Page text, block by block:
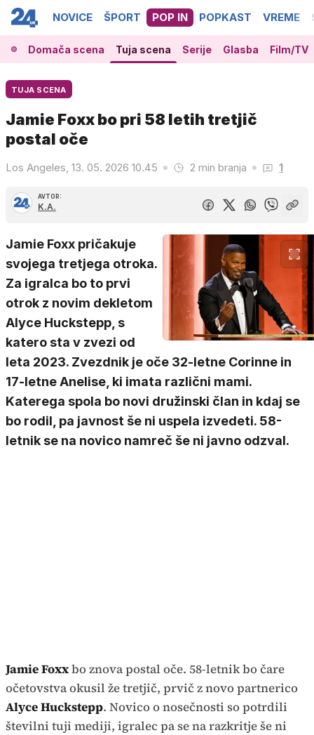
NOVICE ŠPORT POP IN POPKAST VREME
Domača scena Tuja scena Serije Glasba Film/TV
TUJA SCENA
Jamie Foxx bo pri 58 letih tretjič
postal oče
Los Angeles, 13. 05. 2026 10.45 2 min branja 1
AVTOR:
K.A.
Jamie Foxx pričakuje
svojega tretjega otroka.
Za igralca bo to prvi
otrok z novim dekletom
Alyce Huckstepp, s
katero sta v zvezi od
leta 2023. Zvezdnik je oče 32-letne Corinne in
17-letne Anelise, ki imata različni mami.
Katerega spola bo novi družinski član in kdaj se
bo rodil, pa javnost še ni uspela izvedeti. 58-
letnik se na novico namreč še ni javno odzval.
Jamie Foxxbo znova postal oče. 58-letnik bo čare
očetovstva okusil že tretjič, prvič z novo partnerico
Alyce Huckstepp. Novico o nosečnosti so potrdili
številni tuji mediji, igralec pa se na razkritje še ni